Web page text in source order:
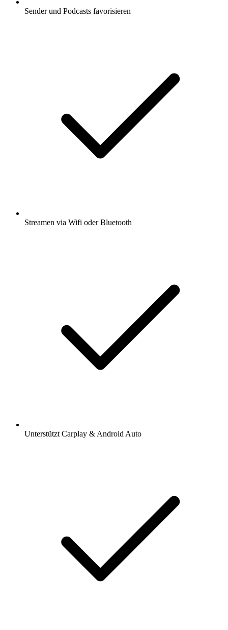
Sender und Podcasts favorisieren
Streamen via Wifi oder Bluetooth
Unterstützt Carplay & Android Auto